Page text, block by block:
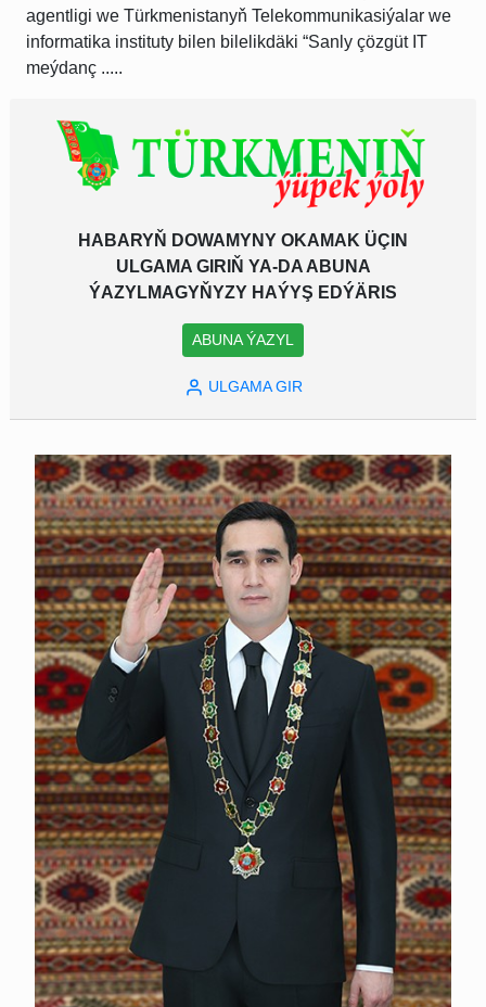
agentligi we Türkmenistanyň Telekommunikasiýalar we
informatika instituty bilen bilelikdäki “Sanly çözgüt IT
meýdanç .....
HABARYŇ DOWAMYNY OKAMAK ÜÇIN
ULGAMA GIRIŇ YA-DA ABUNA
ÝAZYLMAGYŇYZY HAÝYŞ EDÝÄRIS
ABUNA ÝAZYL
ULGAMA GIR